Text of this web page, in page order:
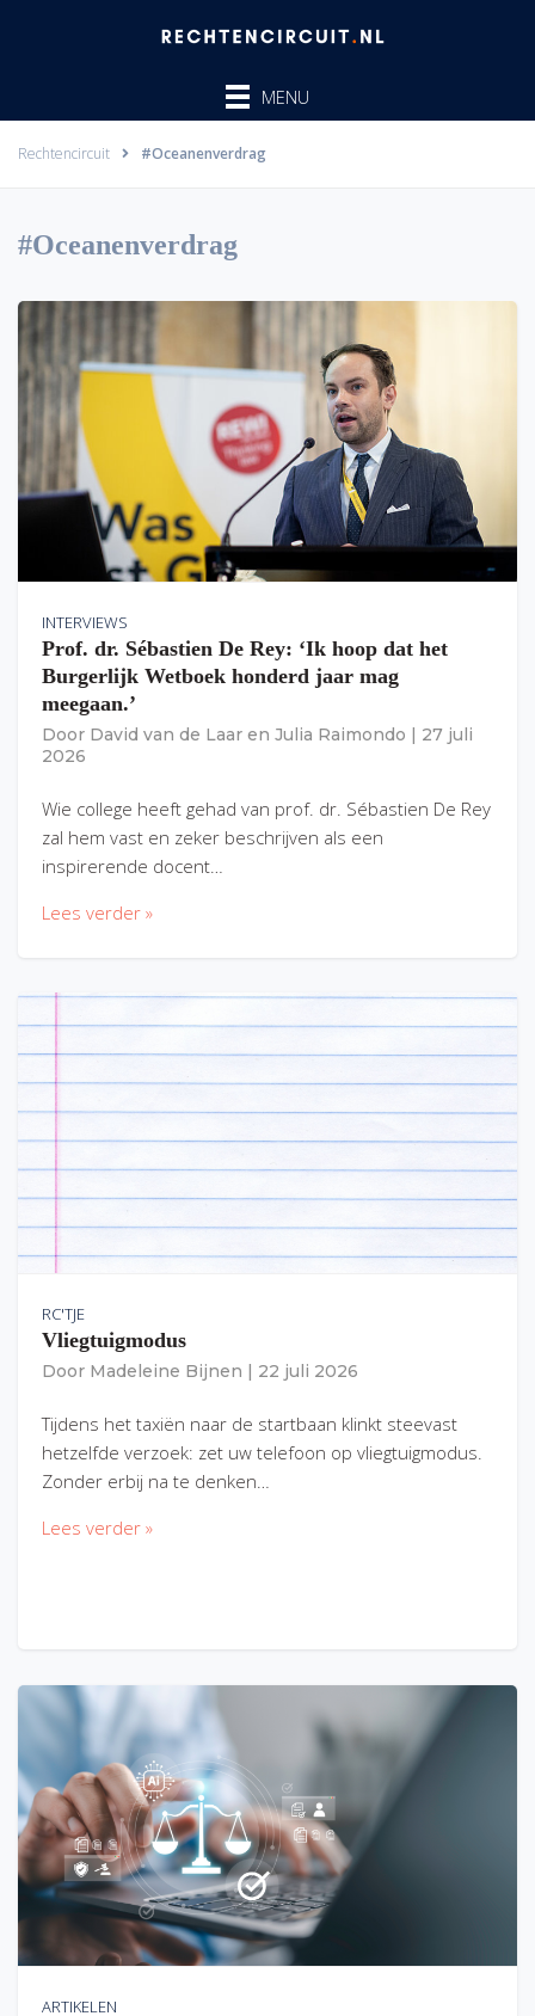
MENU
Rechtencircuit #Oceanenverdrag
#Oceanenverdrag
INTERVIEWS
Prof. dr. Sébastien De Rey: ‘Ik hoop dat het
Burgerlijk Wetboek honderd jaar mag
meegaan.’
Door David van de Laar en Julia Raimondo
27 juli
2026
Wie college heeft gehad van prof. dr. Sébastien De Rey
zal hem vast en zeker beschrijven als een
inspirerende docent…
Lees verder »
RC'TJE
Vliegtuigmodus
Door Madeleine Bijnen 22 juli 2026
Tijdens het taxiën naar de startbaan klinkt steevast
hetzelfde verzoek: zet uw telefoon op vliegtuigmodus.
Zonder erbij na te denken…
Lees verder »
ARTIKELEN